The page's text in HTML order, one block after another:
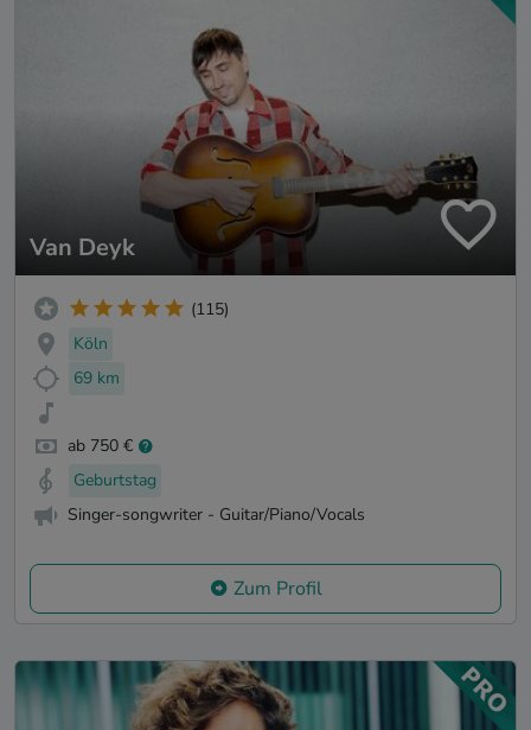
Van Deyk
(115)
Köln
69 km
ab 750 €
Geburtstag
Singer-songwriter - Guitar/Piano/Vocals
Zum Profil